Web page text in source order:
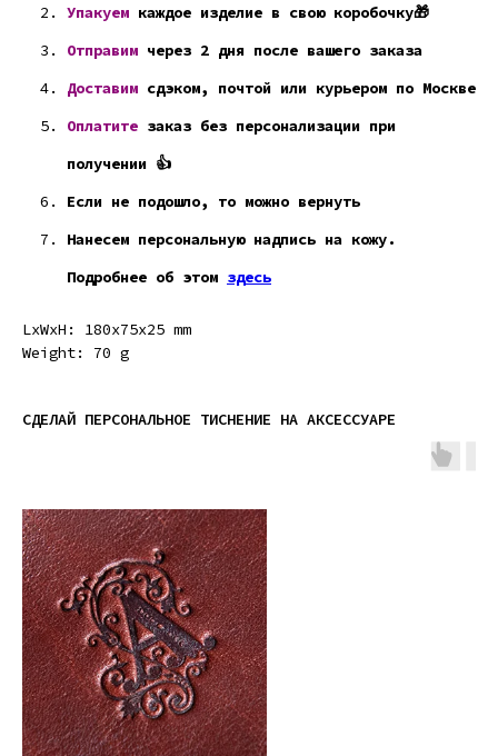
Упакуем каждое изделие в свою коробочку🎁
Отправим через 2 дня после вашего заказа
Доставим сдэком, почтой или курьером по Москве
Оплатите заказ без персонализации при
получении 👍
Если не подошло, то можно вернуть
Нанесем персональную надпись на кожу.
Подробнее об этом здесь
LxWxH: 180x75x25 mm
Weight: 70 g
СДЕЛАЙ ПЕРСОНАЛЬНОЕ ТИСНЕНИЕ НА АКСЕССУАРЕ